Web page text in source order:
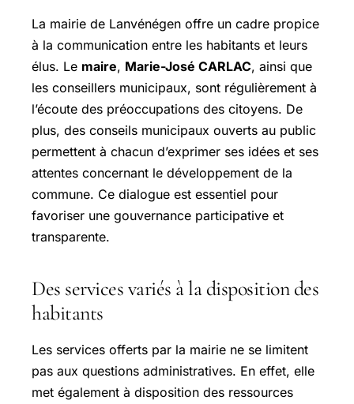
La mairie de Lanvénégen offre un cadre propice
à la communication entre les habitants et leurs
élus. Le maire, Marie-José CARLAC, ainsi que
les conseillers municipaux, sont régulièrement à
l’écoute des préoccupations des citoyens. De
plus, des conseils municipaux ouverts au public
permettent à chacun d’exprimer ses idées et ses
attentes concernant le développement de la
commune. Ce dialogue est essentiel pour
favoriser une gouvernance participative et
transparente.
Des services variés à la disposition des
habitants
Les services offerts par la mairie ne se limitent
pas aux questions administratives. En effet, elle
met également à disposition des ressources